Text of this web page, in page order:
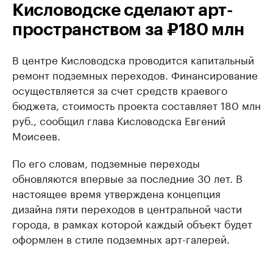
Кисловодске сделают арт-
пространством за ₽180 млн
В центре Кисловодска проводится капитальный
ремонт подземных переходов. Финансирование
осуществляется за счет средств краевого
бюджета, стоимость проекта составляет 180 млн
руб., сообщил глава Кисловодска Евгений
Моисеев.
По его словам, подземные переходы
обновляются впервые за последние 30 лет. В
настоящее время утверждена концепция
дизайна пяти переходов в центральной части
города, в рамках которой каждый объект будет
оформлен в стиле подземных арт-галерей.